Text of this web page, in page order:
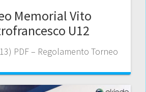
Memorial Vito
U12
PDF – Regolamento Torneo